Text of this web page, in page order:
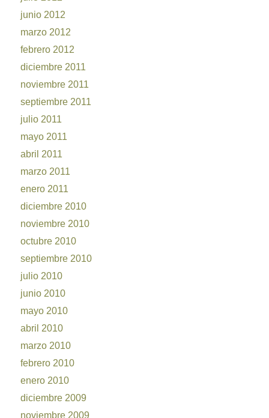
junio 2012
marzo 2012
febrero 2012
diciembre 2011
noviembre 2011
septiembre 2011
julio 2011
mayo 2011
abril 2011
marzo 2011
enero 2011
diciembre 2010
noviembre 2010
octubre 2010
septiembre 2010
julio 2010
junio 2010
mayo 2010
abril 2010
marzo 2010
febrero 2010
enero 2010
diciembre 2009
noviembre 2009